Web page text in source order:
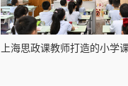
上海思政课教师打造的小学